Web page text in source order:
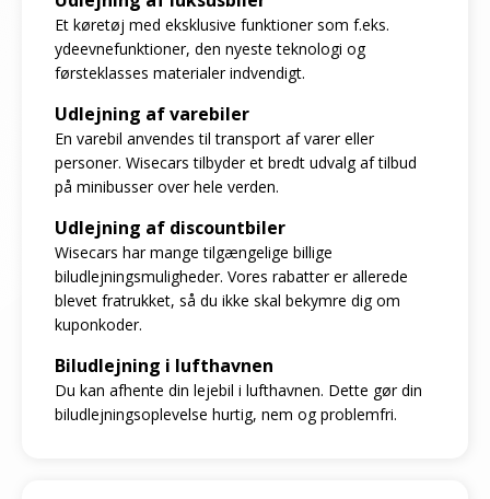
Et køretøj med eksklusive funktioner som f.eks.
ydeevnefunktioner, den nyeste teknologi og
førsteklasses materialer indvendigt.
Udlejning af varebiler
En varebil anvendes til transport af varer eller
personer. Wisecars tilbyder et bredt udvalg af tilbud
på minibusser over hele verden.
Udlejning af discountbiler
Wisecars har mange tilgængelige billige
biludlejningsmuligheder. Vores rabatter er allerede
blevet fratrukket, så du ikke skal bekymre dig om
kuponkoder.
Biludlejning i lufthavnen
Du kan afhente din lejebil i lufthavnen. Dette gør din
biludlejningsoplevelse hurtig, nem og problemfri.